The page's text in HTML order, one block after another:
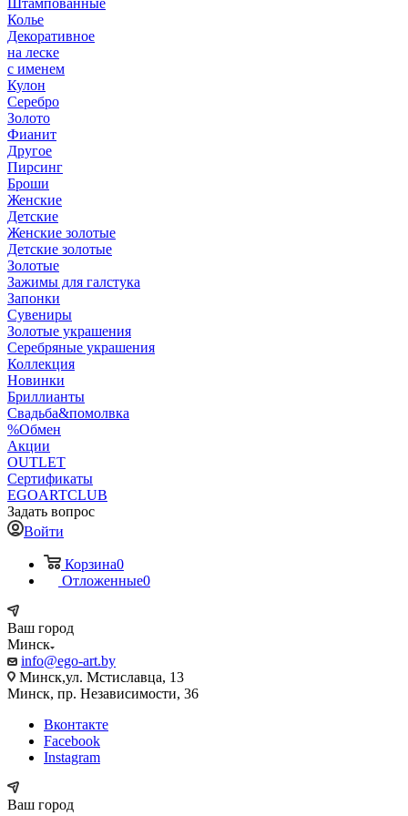
Штампованные
Колье
Декоративное
на леске
с именем
Кулон
Серебро
Золото
Фианит
Другое
Пирсинг
Броши
Женские
Детские
Женские золотые
Детские золотые
Золотые
Зажимы для галстука
Запонки
Сувениры
Золотые украшения
Серебряные украшения
Коллекция
Новинки
Бриллианты
Свадьба&помолвка
%Обмен
Акции
OUTLET
Сертификаты
EGOARTCLUB
Задать вопрос
Войти
Корзина0
Отложенные0
Ваш город
Минск
info@ego-art.by
Минск,ул. Мстиславца, 13
Минск, пр. Независимости, 36
Вконтакте
Facebook
Instagram
Ваш город